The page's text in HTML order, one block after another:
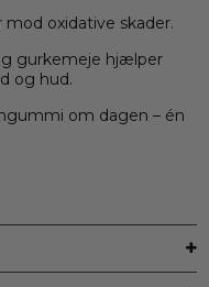
oxidative skader.
gurkemeje hjælper
og hud.
om dagen – én